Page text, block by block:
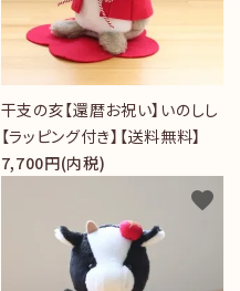
干支の亥【還暦お祝い】いのしし
【ラッピング付き】【送料無料】
7,700円(内税)
favorite